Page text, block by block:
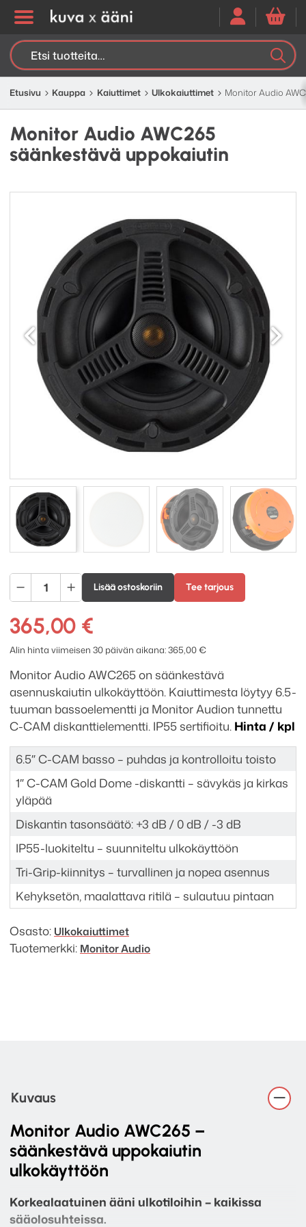
Etsi:
Etusivu Kauppa Kaiuttimet Ulkokaiuttimet Monitor Audio
Monitor Audio AWC265
säänkestävä uppokaiutin
Edellinen
Monitor
Audio
AWC265
säänkestävä
uppokaiutin
määrä
Lisää ostoskoriin Tee tarjous
365,00 €
Alin hinta viimeisen 30 päivän aikana:365,00€
Monitor Audio AWC265 on säänkestävä
asennuskaiutin ulkokäyttöön. Kaiuttimesta löytyy 6.5-
tuuman bassoelementti ja Monitor Audion tunnettu
C-CAM diskanttielementti. IP55 sertifioitu. Hinta / kpl
6.5″ C-CAM basso – puhdas ja kontrolloitu toisto
1″ C-CAM Gold Dome -diskantti – sävykäs ja kirkas
yläpää
Diskantin tasonsäätö: +3 dB / 0 dB / -3 dB
IP55-luokiteltu – suunniteltu ulkokäyttöön
Tri-Grip-kiinnitys – turvallinen ja nopea asennus
Kehyksetön, maalattava ritilä – sulautuu pintaan
Osasto: Ulkokaiuttimet
Tuotemerkki: Monitor Audio
Kuvaus
Monitor Audio AWC265 –
säänkestävä uppokaiutin
ulkokäyttöön
Korkealaatuinen ääni ulkotiloihin – kaikissa
sääolosuhteissa.